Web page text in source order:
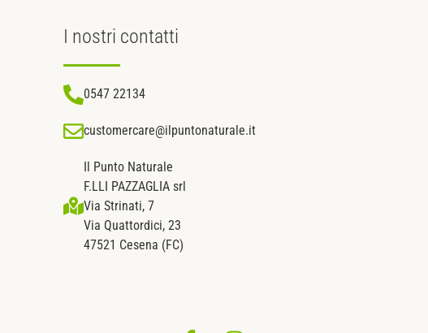
I nostri contatti
0547 22134
customercare@ilpuntonaturale.it
Il Punto Naturale
F.LLI PAZZAGLIA srl
Via Strinati, 7
Via Quattordici, 23
47521 Cesena (FC)